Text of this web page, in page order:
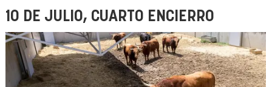
10 DE JULIO, CUARTO ENCIERRO